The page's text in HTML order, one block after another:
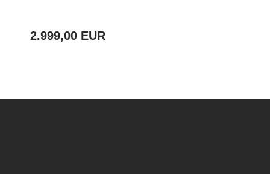
2.999,00 EUR